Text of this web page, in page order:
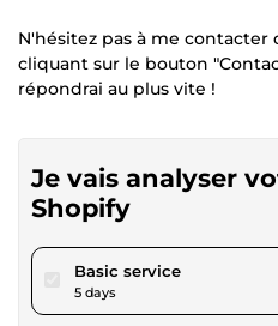
N'hésitez pas à me contacter
cliquant sur le bouton
répondrai au plus vite !
Je vais analyser
Shopify
Basic servicepour $34.68
5 days